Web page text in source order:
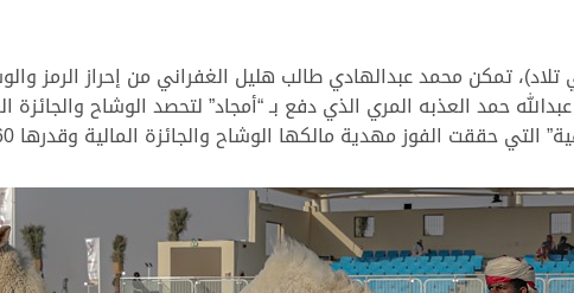
التي حققت الفوز مهدية مالكها الوشاح والجائزة المالية وقدرها 60 ألف ريال.